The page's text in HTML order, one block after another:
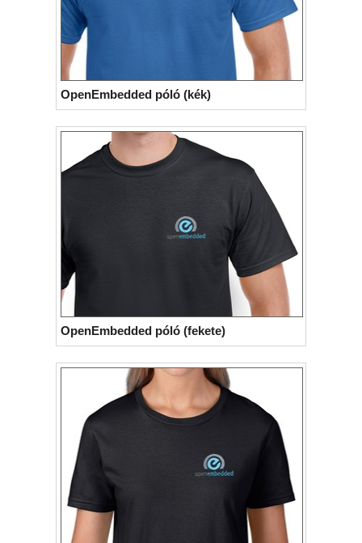
OpenEmbedded póló (kék)
OpenEmbedded póló (fekete)